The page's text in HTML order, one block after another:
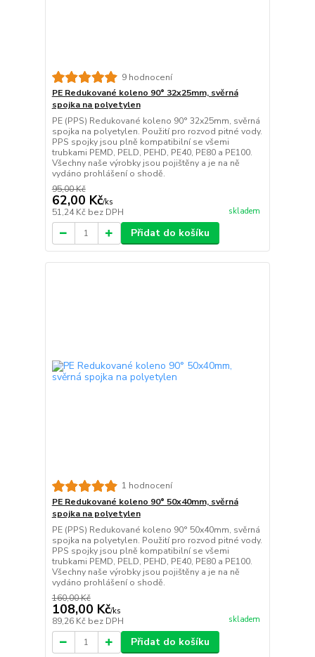
9 hodnocení
PE Redukované koleno 90° 32x25mm, svěrná
spojka na polyetylen
PE (PPS) Redukované koleno 90° 32x25mm, svěrná
spojka na polyetylen. Použití pro rozvod pitné vody.
PPS spojky jsou plně kompatibilní se všemi
trubkami PEMD, PELD, PEHD, PE40, PE80 a PE100.
Všechny naše výrobky jsou pojištěny a je na ně
vydáno prohlášení o shodě.
95,00 Kč
62,00 Kč/ks
51,24 Kč bez DPH skladem
Přidat do košíku
1 hodnocení
PE Redukované koleno 90° 50x40mm, svěrná
spojka na polyetylen
PE (PPS) Redukované koleno 90° 50x40mm, svěrná
spojka na polyetylen. Použití pro rozvod pitné vody.
PPS spojky jsou plně kompatibilní se všemi
trubkami PEMD, PELD, PEHD, PE40, PE80 a PE100.
Všechny naše výrobky jsou pojištěny a je na ně
vydáno prohlášení o shodě.
160,00 Kč
108,00 Kč/ks
89,26 Kč bez DPH skladem
Přidat do košíku